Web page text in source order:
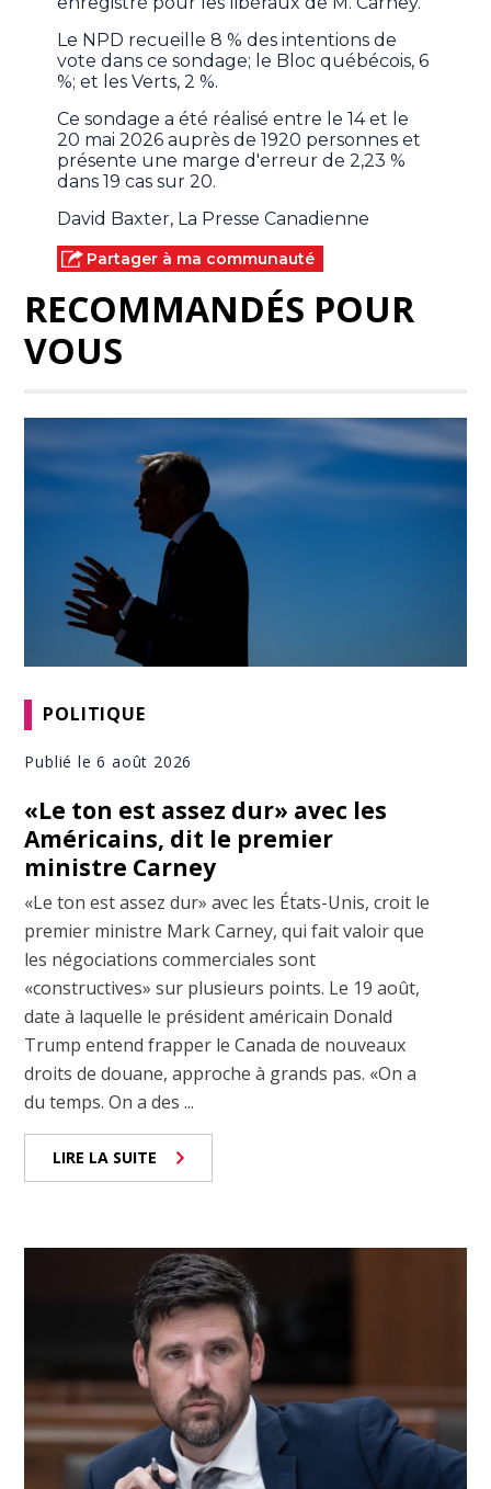
Le NPD recueille 8 % des intentions de
vote dans ce sondage; le Bloc québécois, 6
%; et les Verts, 2 %.
Ce sondage a été réalisé entre le 14 et le
20 mai 2026 auprès de 1920 personnes et
présente une marge d'erreur de 2,23 %
dans 19 cas sur 20.
David Baxter, La Presse Canadienne
Partager à ma communauté
RECOMMANDÉS POUR
VOUS
POLITIQUE
Publié le 6 août 2026
«Le ton est assez dur» avec les
Américains, dit le premier
ministre Carney
«Le ton est assez dur» avec les États-Unis, croit le
premier ministre Mark Carney, qui fait valoir que
les négociations commerciales sont
«constructives» sur plusieurs points. Le 19 août,
date à laquelle le président américain Donald
Trump entend frapper le Canada de nouveaux
droits de douane, approche à grands pas. «On a
du temps. On a des ...
LIRE LA SUITE